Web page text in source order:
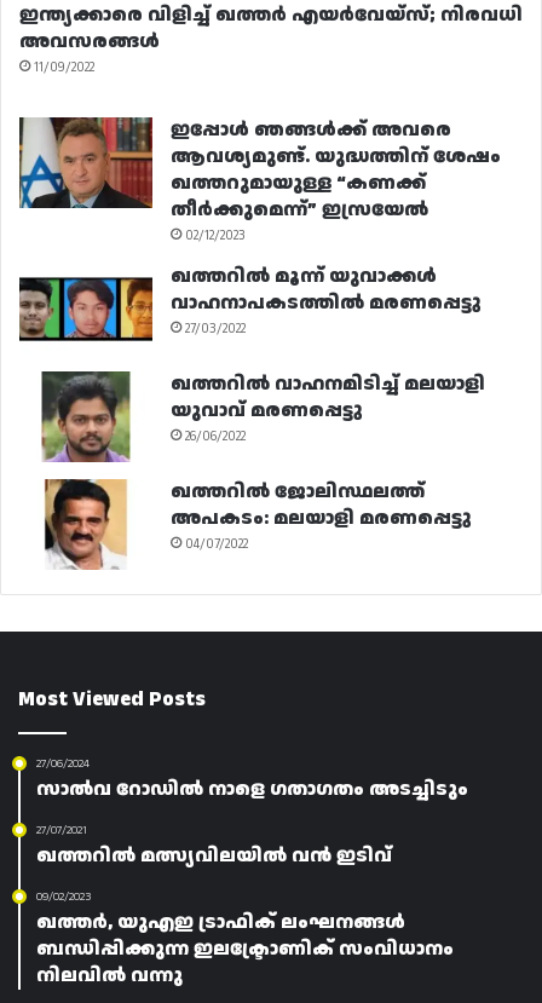
ഇന്ത്യക്കാരെ വിളിച്ച് ഖത്തർ എയർവേയ്‌സ്; നിരവധി
അവസരങ്ങൾ
11/09/2022
ഇപ്പോൾ ഞങ്ങൾക്ക് അവരെ
ആവശ്യമുണ്ട്. യുദ്ധത്തിന് ശേഷം
ഖത്തറുമായുള്ള “കണക്ക്
തീർക്കുമെന്ന്” ഇസ്രയേൽ
02/12/2023
ഖത്തറിൽ മൂന്ന് യുവാക്കൾ
വാഹനാപകടത്തിൽ മരണപ്പെട്ടു
27/03/2022
ഖത്തറിൽ വാഹനമിടിച്ച് മലയാളി
യുവാവ് മരണപ്പെട്ടു
26/06/2022
ഖത്തറിൽ ജോലിസ്ഥലത്ത്
അപകടം: മലയാളി മരണപ്പെട്ടു
04/07/2022
Most Viewed Posts
27/06/2024
സാൽവ റോഡിൽ നാളെ ഗതാഗതം അടച്ചിടും
27/07/2021
ഖത്തറിൽ മത്സ്യവിലയിൽ വൻ ഇടിവ്
09/02/2023
ഖത്തർ, യുഎഇ ട്രാഫിക് ലംഘനങ്ങൾ
ബന്ധിപ്പിക്കുന്ന ഇലക്ട്രോണിക് സംവിധാനം
നിലവിൽ വന്നു